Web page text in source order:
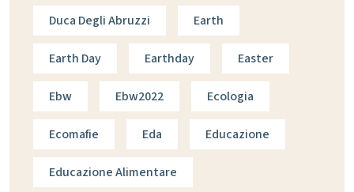
Duca Degli Abruzzi Earth
Earth Day Earthday Easter
Ebw Ebw2022 Ecologia
Ecomafie Eda Educazione
Educazione Alimentare